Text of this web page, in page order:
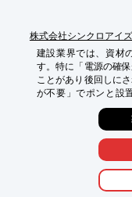
株式会社シンクロアイズ
建設業界では、資材
す。特に「電源の確
ことがあり後回しに
が不要」でポンと設
「電源の確保が難し
場所」でも手軽に導
で、不審者の侵入防
はなく「現場の安全
【活用シーン】